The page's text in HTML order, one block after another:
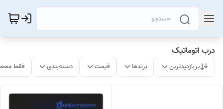
درب اتوماتیک
پربازدیدترین برندها قیمت دسته‌بندی فقط